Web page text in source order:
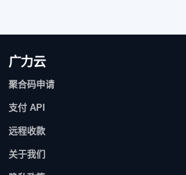
广力云
聚合码申请
支付 API
远程收款
关于我们